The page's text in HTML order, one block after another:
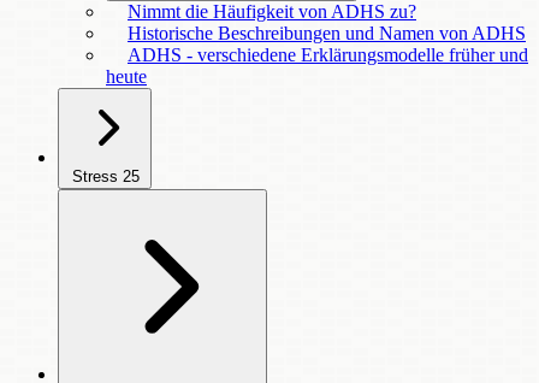
Nimmt die Häufigkeit von ADHS zu?
Historische Beschreibungen und Namen von ADHS
ADHS - verschiedene Erklärungsmodelle früher und
heute
Stress 25